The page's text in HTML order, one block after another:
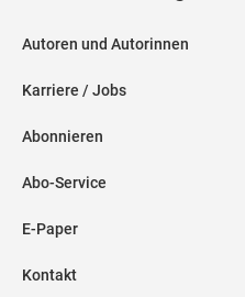
Autoren und Autorinnen
Karriere / Jobs
Abonnieren
Abo-Service
E-Paper
Kontakt